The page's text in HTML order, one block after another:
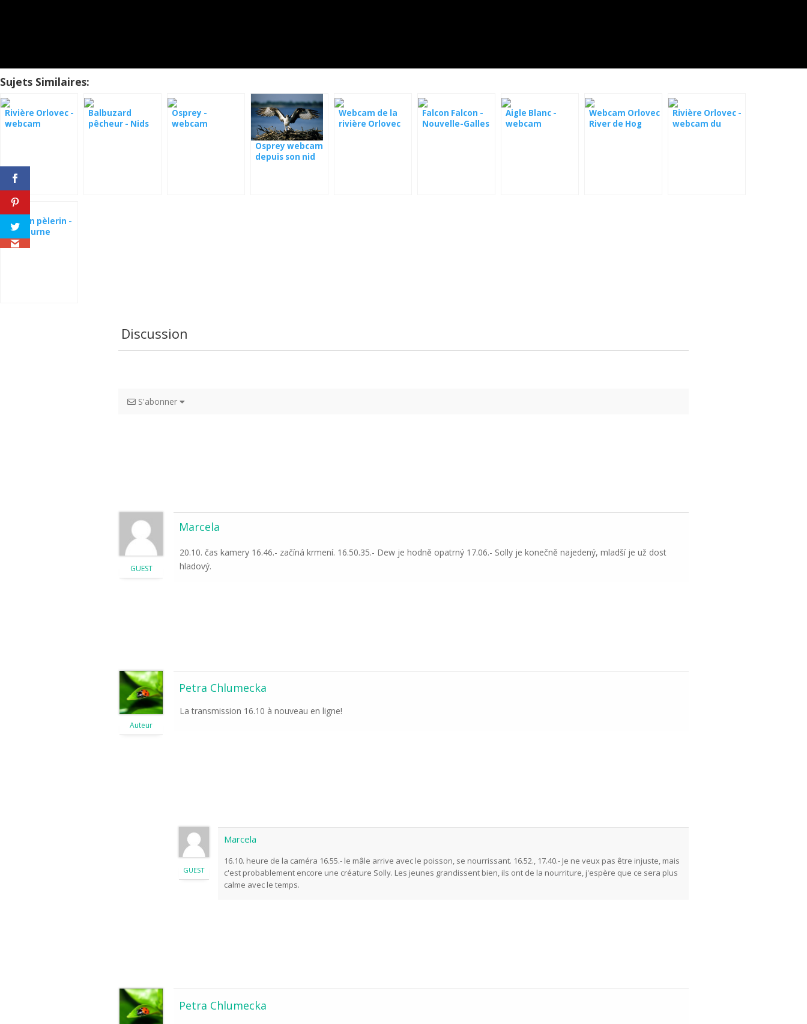
Sujets Similaires:
Rivière Orlovec -
webcam
Balbuzard
pêcheur - Nids
Osprey -
webcam
Osprey webcam
depuis son nid
Webcam de la
rivière Orlovec
Falcon Falcon -
Nouvelle-Galles
Aigle Blanc -
webcam
Webcam Orlovec
River de Hog
Rivière Orlovec -
webcam du
Faucon pèlerin -
Melbourne
Discussion
S'abonner
GUEST
Marcela
20.10. čas kamery 16.46.- začíná krmení. 16.50.35.- Dew je hodně opatrný 17.06.- Solly je konečně najedený, mladší je už dost
hladový.
Auteur
Petra Chlumecka
La transmission 16.10 à nouveau en ligne!
GUEST
Marcela
16.10. heure de la caméra 16.55.- le mâle arrive avec le poisson, se nourrissant. 16.52., 17.40.- Je ne veux pas être injuste, mais
c'est probablement encore une créature Solly. Les jeunes grandissent bien, ils ont de la nourriture, j'espère que ce sera plus
calme avec le temps.
Petra Chlumecka